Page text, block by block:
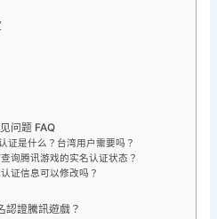
问题 FAQ
证是什么？台湾用户需要吗？
询腾讯游戏的实名认证状态？
证信息可以修改吗？
認證騰訊遊戲？